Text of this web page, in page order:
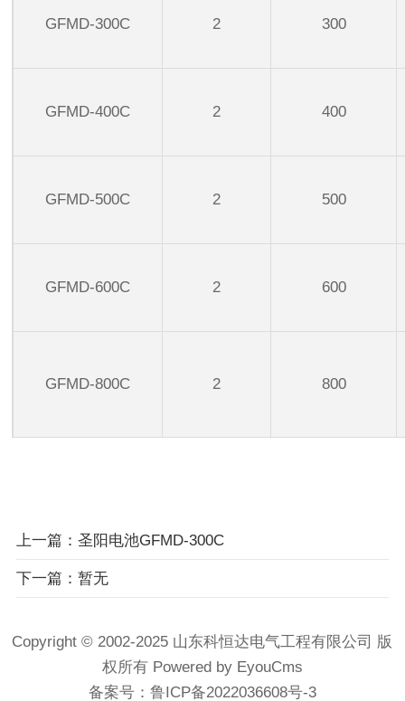
GFMD-300C 2 300
GFMD-400C 2 400
GFMD-500C 2 500
GFMD-600C 2 600
GFMD-800C 2 800
上一篇：圣阳电池GFMD-300C
下一篇：暂无
Copyright © 2002-2025 山东科恒达电气工程有限公司 版
权所有Powered by EyouCms
备案号： 鲁ICP备2022036608号-3